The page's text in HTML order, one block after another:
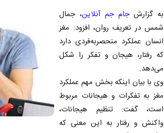
به گزارشجام جم آنلاین، جمال
شمس در تعریف روان، افزود: مغز
انسان عملکرد منحصربه‌فردی دارد
که رفتار، هیجان و تفکر را شکل
می‌دهد.
وی با بیان اینکه بخش مهم عملکرد
مغز به تفکرات و هیجانات مربوط
است، گفت: تنظیم هیجانات،
واکنش و رفتار به این معنی که